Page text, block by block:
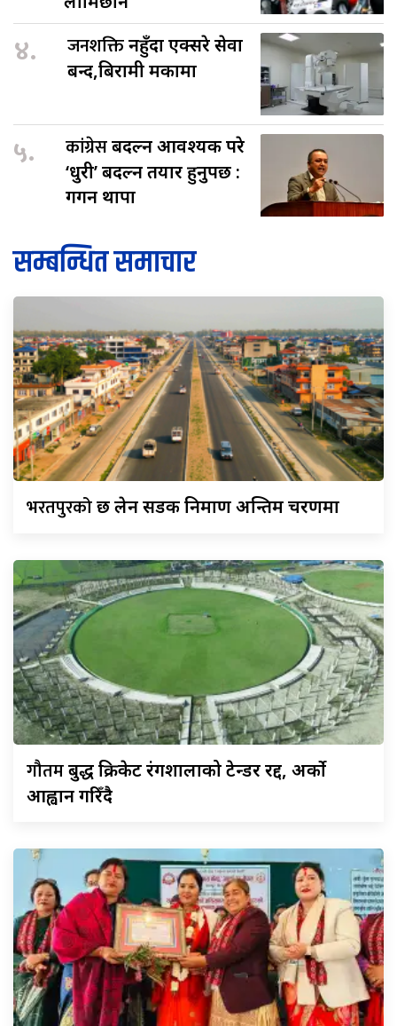
४. जनशक्तिनहुँदा एक्सरे सेवा
बन्द,बिरामी मर्कामा
५. कांग्रेसबदल्न आवश्यक परे
‘धुरी’ बदल्न तयार हुनुपर्छ :
गगन थापा
सम्बन्धित समाचार
भरतपुरकोछ लेन सडक निर्माण अन्तिम चरणमा
गौतमबुद्ध क्रिकेट रंगशालाको टेन्डर रद्द, अर्को
आह्वान गरिँदै